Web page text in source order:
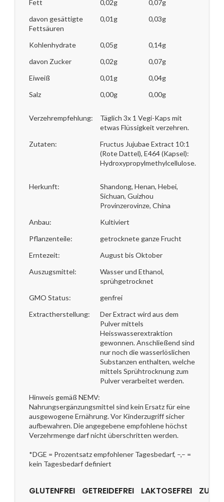
Fett 0,02g
0,07g
davon gesättigte
Fettsäuren
0,01g 0,03g
Kohlenhydrate 0,05g
0,14g
davon Zucker
0,02g
0,07g
Eiweiß
0,01g
0,04g
Salz
0,00g 0,00g
Verzehrempfehlung:
Täglich 3x 1 Vegi-Kaps mit
etwas Flüssigkeit verzehren.
Zutaten:
Fructus Jujubae Extract 10:1
(Rote Dattel), E464 (Kapsel):
Hydroxypropylmethylcellulose.
Herkunft:
Shandong, Henan, Hebei,
Sichuan, Guizhou
Provinzerovinze, China
Anbau:
Kultiviert
Pflanzenteile:
getrocknete ganze Frucht
Erntezeit:
August bis Oktober
Auszugsmittel:
Wasser und Ethanol,
sprühgetrocknet
GMO Status:
genfrei
Extractherstellung:
Der Extract wird aus dem
Pulver mittels
Heisswasserextraktion
gewonnen. Anschließend sind
nur noch die wasserlöslichen
Substanzen enthalten, welche
mittels Sprühtrocknung zum
Pulver verarbeitet werden.
Hinweis gemäß NEMV:
Nahrungsergänzungsmittel sind kein Ersatz für eine
ausgewogene Ernährung. Vor Kinderzugriff sicher
aufbewahren. Die angegebene empfohlene höchst
Verzehrmenge darf nicht überschritten werden.
*DGE = Prozentsatz empfohlener Tagesbedarf, –,– =
kein Tagesbedarf definiert
GLUTENFREI GETREIDEFREI LAKTOSEFREI